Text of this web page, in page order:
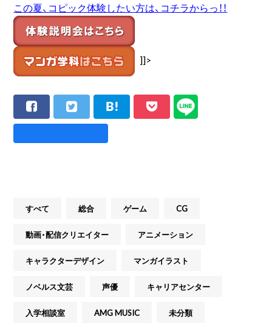
この夏、コピック体験したい方は、コチラからっ！！
]]>
すべて 総合 ゲーム CG
動画・配信クリエイター アニメーション
キャラクターデザイン マンガイラスト
ノベルス文芸 声優 キャリアセンター
入学相談室 AMG MUSIC 未分類